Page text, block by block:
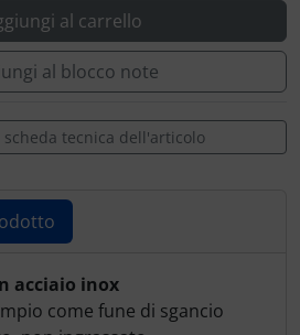
al carrello
al blocco note
scheda tecnica dell'articolo
prodotto
acciaio inox
come fune di sgancio